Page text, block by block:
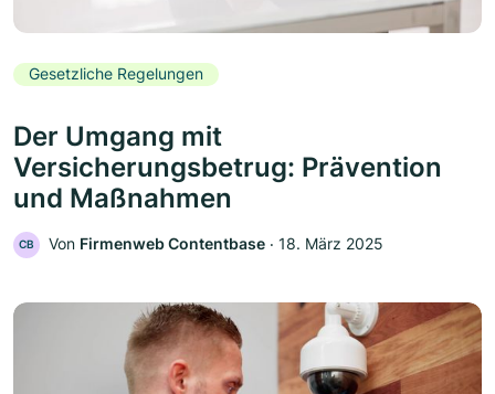
Gesetzliche Regelungen
Der Umgang mit
Versicherungsbetrug: Prävention
und Maßnahmen
CB Von Firmenweb Contentbase ‧ 18. März 2025